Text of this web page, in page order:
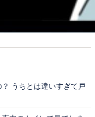
うちとは違いすぎて戸